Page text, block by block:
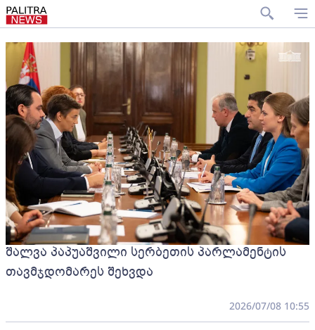
შალვა პაპუაშვილი სერბეთის პარლამენტის
თავმჯდომარეს შეხვდა
2026/07/08 10:55